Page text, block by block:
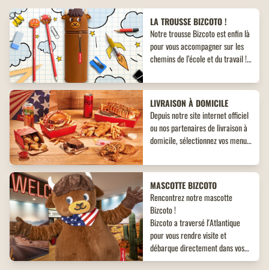
LA TROUSSE BIZCOTO !
Notre trousse Bizcoto est enfin là
pour vous accompagner sur les
chemins de l’école et du travail !
inédit à ne pas manquer !
LIVRAISON À DOMICILE
Depuis notre site internet officiel
ou nos partenaires de livraison à
domicile, sélectionnez vos menus,
desserts. Un large choix de plats
envies !
MASCOTTE BIZCOTO
Rencontrez notre mascotte
Bizcoto !
Bizcoto a traversé l'Atlantique
pour vous rendre visite et
débarque directement dans vos
restaurants Buffalo Grill*! Venez